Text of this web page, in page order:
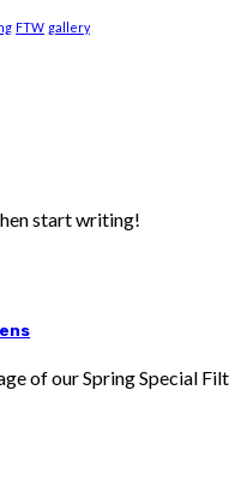
FTW gallery
start writing!
of our Spring Special